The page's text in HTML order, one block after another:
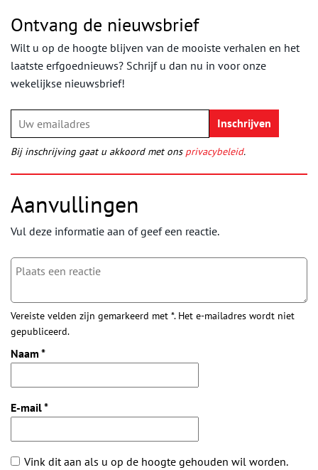
Ontvang de nieuwsbrief
Wilt u op de hoogte blijven van de mooiste verhalen en het
laatste erfgoednieuws? Schrijf u dan nu in voor onze
wekelijkse nieuwsbrief!
Bij inschrijving gaat u akkoord met ons privacybeleid.
Aanvullingen
Vul deze informatie aan of geef een reactie.
Vereiste velden zijn gemarkeerd met *. Het e-mailadres wordt niet
gepubliceerd.
Naam *
E-mail*
Vink dit aan als u op de hoogte gehouden wil worden.